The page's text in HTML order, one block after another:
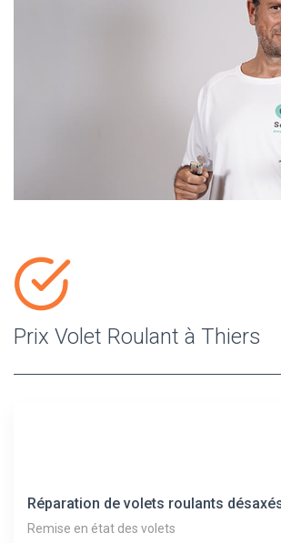
Prix Volet Roulant à Thiers
Réparation de volets roulants
Remise en état des volets